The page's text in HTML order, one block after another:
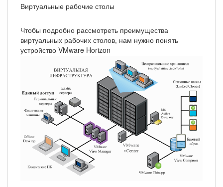
Виртуальные рабочие столы
Чтобы подробно рассмотреть преимущества
виртуальных рабочих столов, нам нужно понять
устройство VMware Horizon